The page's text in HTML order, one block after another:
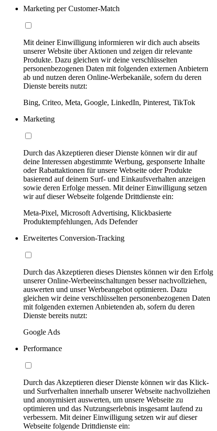
Marketing per Customer-Match
Mit deiner Einwilligung informieren wir dich auch abseits
unserer Website über Aktionen und zeigen dir relevante
Produkte. Dazu gleichen wir deine verschlüsselten
personenbezogenen Daten mit folgenden externen Anbietern
ab und nutzen deren Online-Werbekanäle, sofern du deren
Dienste bereits nutzt:
Bing, Criteo, Meta, Google, LinkedIn, Pinterest, TikTok
Marketing
Durch das Akzeptieren dieser Dienste können wir dir auf
deine Interessen abgestimmte Werbung, gesponserte Inhalte
oder Rabattaktionen für unsere Webseite oder Produkte
basierend auf deinem Surf- und Einkaufsverhalten anzeigen
sowie deren Erfolge messen. Mit deiner Einwilligung setzen
wir auf dieser Webseite folgende Drittdienste ein:
Meta-Pixel, Microsoft Advertising, Klickbasierte
Produktempfehlungen, Ads Defender
Erweitertes Conversion-Tracking
Durch das Akzeptieren dieses Dienstes können wir den Erfolg
unserer Online-Werbeeinschaltungen besser nachvollziehen,
auswerten und unser Werbeangebot optimieren. Dazu
gleichen wir deine verschlüsselten personenbezogenen Daten
mit folgenden externen Anbietenden ab, sofern du deren
Dienste bereits nutzt:
Google Ads
Performance
Durch das Akzeptieren dieser Dienste können wir das Klick-
und Surfverhalten innerhalb unserer Webseite nachvollziehen
und anonymisiert auswerten, um unsere Webseite zu
optimieren und das Nutzungserlebnis insgesamt laufend zu
verbessern. Mit deiner Einwilligung setzen wir auf dieser
Webseite folgende Drittdienste ein: